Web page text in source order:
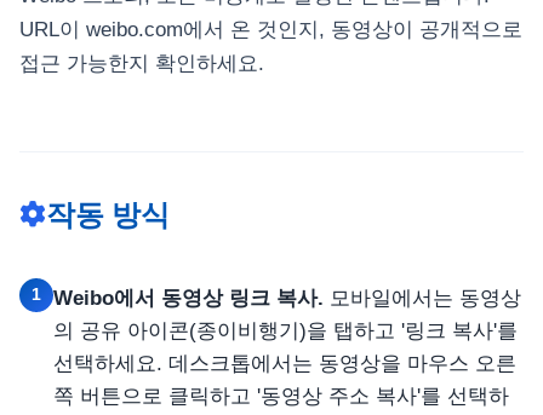
URL이 weibo.com에서 온 것인지, 동영상이 공개적으로
접근 가능한지 확인하세요.
작동 방식
1 Weibo에서 동영상 링크 복사. 모바일에서는 동영상
의 공유 아이콘(종이비행기)을 탭하고 '링크 복사'를
선택하세요. 데스크톱에서는 동영상을 마우스 오른
쪽 버튼으로 클릭하고 '동영상 주소 복사'를 선택하